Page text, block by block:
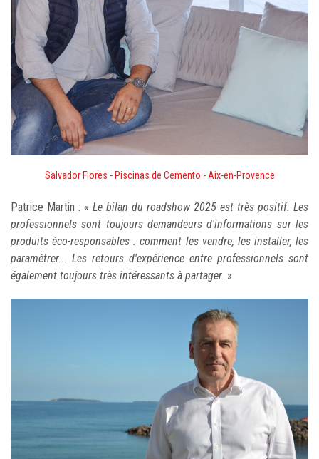
Salvador Flores - Piscinas de Cemento - Aix-en-Provence
Patrice Martin : « Le bilan du roadshow 2025 est très positif. Les
professionnels sont toujours demandeurs d'informations sur les
produits éco-responsables : comment les vendre, les installer, les
paramétrer... Les retours d'expérience entre professionnels sont
également toujours très intéressants à partager. »